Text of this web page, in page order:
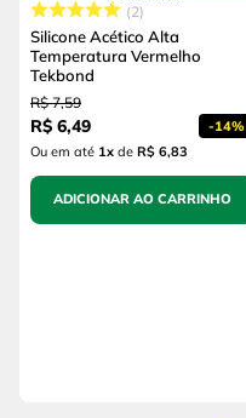
2
Silicone Acético Alta
Temperatura Vermelho
Tekbond
R$ 7,59
R$ 6,49 -14%
Ou em até 1x de R$ 6,83
ADICIONAR AO CARRINHO